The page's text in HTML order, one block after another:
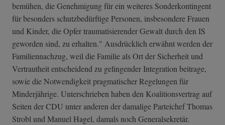
bemühen, die Genehmigung für ein weiteres Sonderkontingent
für besonders schutzbedürftige Personen, insbesondere Frauen
und Kinder, die Opfer traumatisierender Gewalt durch den IS
geworden sind, zu erhalten." Ausdrücklich erwähnt werden der
Familiennachzug, weil die Familie als Ort der Sicherheit und
Vertrautheit entscheidend zu gelingender Integration beitrage,
sowie die Notwendigkeit pragmatischer Regelungen für
Minderjährige. Unterschrieben haben den Koalitionsvertrag auf
Seiten der CDU unter anderen der damalige Parteichef Thomas
Strobl und Manuel Hagel, damals noch Generalsekretär.